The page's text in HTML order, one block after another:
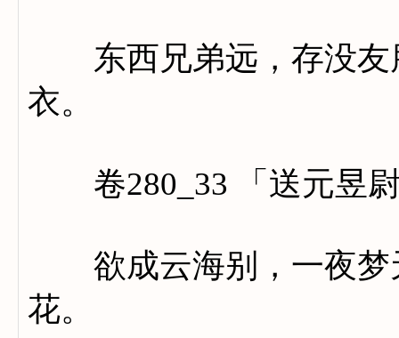
东西兄弟远，存没友
衣。
卷280_33 「送元昱尉
欲成云海别，一夜梦
花。